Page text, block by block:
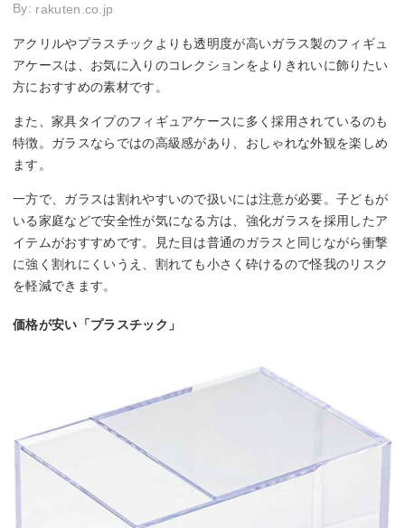
By: rakuten.co.jp
アクリルやプラスチックよりも透明度が高いガラス製のフィギュ
アケースは、お気に入りのコレクションをよりきれいに飾りたい
方におすすめの素材です。
また、家具タイプのフィギュアケースに多く採用されているのも
特徴。ガラスならではの高級感があり、おしゃれな外観を楽しめ
ます。
一方で、ガラスは割れやすいので扱いには注意が必要。子どもが
いる家庭などで安全性が気になる方は、強化ガラスを採用したア
イテムがおすすめです。見た目は普通のガラスと同じながら衝撃
に強く割れにくいうえ、割れても小さく砕けるので怪我のリスク
を軽減できます。
価格が安い「プラスチック」